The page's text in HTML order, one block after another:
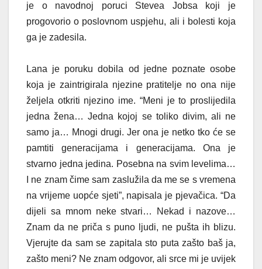
je o navodnoj poruci Stevea Jobsa koji je
progovorio o poslovnom uspjehu, ali i bolesti koja
ga je zadesila.
Lana je poruku dobila od jedne poznate osobe
koja je zaintrigirala njezine pratitelje no ona nije
željela otkriti njezino ime. “Meni je to proslijedila
jedna žena… Jedna kojoj se toliko divim, ali ne
samo ja… Mnogi drugi. Jer ona je netko tko će se
pamtiti generacijama i generacijama. Ona je
stvarno jedna jedina. Posebna na svim levelima…
I ne znam čime sam zaslužila da me se s vremena
na vrijeme uopće sjeti”, napisala je pjevačica. “Da
dijeli sa mnom neke stvari… Nekad i nazove…
Znam da ne priča s puno ljudi, ne pušta ih blizu.
Vjerujte da sam se zapitala sto puta zašto baš ja,
zašto meni? Ne znam odgovor, ali srce mi je uvijek